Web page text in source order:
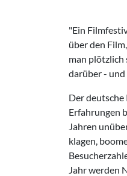
"Ein
über den
man plötzlich
darüber - und
Der deutsche
Erfahrungen
Jahren
klagen,
Jahr werden